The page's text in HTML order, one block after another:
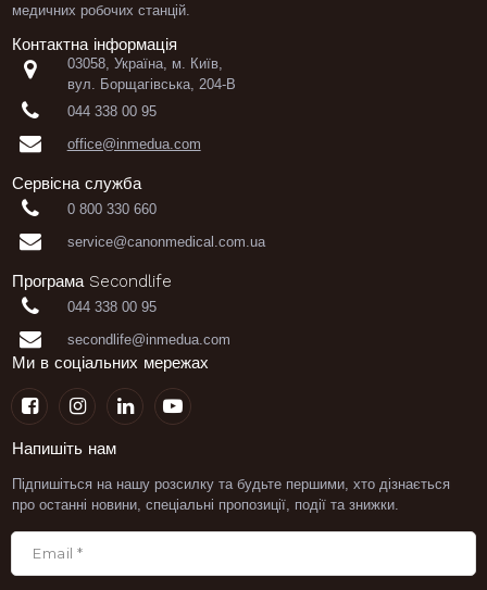
медичних робочих станцій.
Контактна інформація

03058, Україна, м. Київ,
вул. Борщагівська, 204-В
 044 338 00 95
 office@inmedua.com
Сервісна служба
 0 800 330 660
 service@canonmedical.com.ua
Програма Secondlife
 044 338 00 95
 secondlife@inmedua.com
Ми в соціальних мережах
   
Напишіть нам
Підпишіться на нашу розсилку та будьте першими, хто дізнається
про останні новини, спеціальні пропозиції, події та знижки.